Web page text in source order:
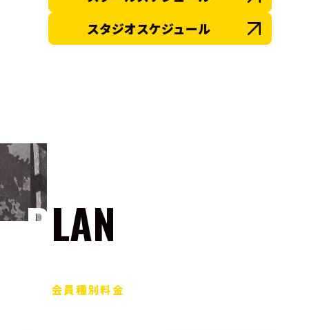
スタジオスケジュール
PLAN
会員種別料金